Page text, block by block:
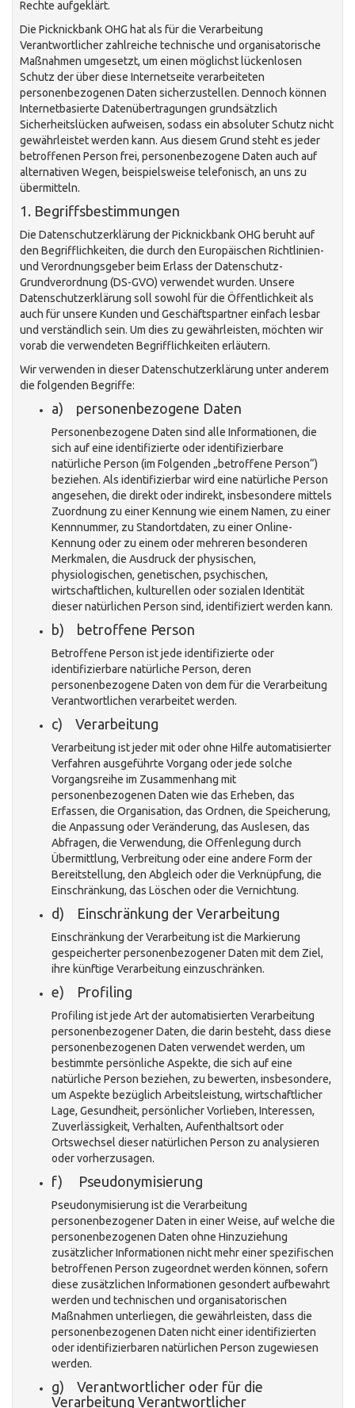
Rechte aufgeklärt.
Die Picknickbank OHG hat als für die Verarbeitung
Verantwortlicher zahlreiche technische und organisatorische
Maßnahmen umgesetzt, um einen möglichst lückenlosen
Schutz der über diese Internetseite verarbeiteten
personenbezogenen Daten sicherzustellen. Dennoch können
Internetbasierte Datenübertragungen grundsätzlich
Sicherheitslücken aufweisen, sodass ein absoluter Schutz nicht
gewährleistet werden kann. Aus diesem Grund steht es jeder
betroffenen Person frei, personenbezogene Daten auch auf
alternativen Wegen, beispielsweise telefonisch, an uns zu
übermitteln.
1. Begriffsbestimmungen
Die Datenschutzerklärung der Picknickbank OHG beruht auf
den Begrifflichkeiten, die durch den Europäischen Richtlinien-
und Verordnungsgeber beim Erlass der Datenschutz-
Grundverordnung (DS-GVO) verwendet wurden. Unsere
Datenschutzerklärung soll sowohl für die Öffentlichkeit als
auch für unsere Kunden und Geschäftspartner einfach lesbar
und verständlich sein. Um dies zu gewährleisten, möchten wir
vorab die verwendeten Begrifflichkeiten erläutern.
Wir verwenden in dieser Datenschutzerklärung unter anderem
die folgenden Begriffe:
a) personenbezogene Daten
Personenbezogene Daten sind alle Informationen, die
sich auf eine identifizierte oder identifizierbare
natürliche Person (im Folgenden „betroffene Person“)
beziehen. Als identifizierbar wird eine natürliche Person
angesehen, die direkt oder indirekt, insbesondere mittels
Zuordnung zu einer Kennung wie einem Namen, zu einer
Kennnummer, zu Standortdaten, zu einer Online-
Kennung oder zu einem oder mehreren besonderen
Merkmalen, die Ausdruck der physischen,
physiologischen, genetischen, psychischen,
wirtschaftlichen, kulturellen oder sozialen Identität
dieser natürlichen Person sind, identifiziert werden kann.
b) betroffene Person
Betroffene Person ist jede identifizierte oder
identifizierbare natürliche Person, deren
personenbezogene Daten von dem für die Verarbeitung
Verantwortlichen verarbeitet werden.
c) Verarbeitung
Verarbeitung ist jeder mit oder ohne Hilfe automatisierter
Verfahren ausgeführte Vorgang oder jede solche
Vorgangsreihe im Zusammenhang mit
personenbezogenen Daten wie das Erheben, das
Erfassen, die Organisation, das Ordnen, die Speicherung,
die Anpassung oder Veränderung, das Auslesen, das
Abfragen, die Verwendung, die Offenlegung durch
Übermittlung, Verbreitung oder eine andere Form der
Bereitstellung, den Abgleich oder die Verknüpfung, die
Einschränkung, das Löschen oder die Vernichtung.
d) Einschränkung der Verarbeitung
Einschränkung der Verarbeitung ist die Markierung
gespeicherter personenbezogener Daten mit dem Ziel,
ihre künftige Verarbeitung einzuschränken.
e) Profiling
Profiling ist jede Art der automatisierten Verarbeitung
personenbezogener Daten, die darin besteht, dass diese
personenbezogenen Daten verwendet werden, um
bestimmte persönliche Aspekte, die sich auf eine
natürliche Person beziehen, zu bewerten, insbesondere,
um Aspekte bezüglich Arbeitsleistung, wirtschaftlicher
Lage, Gesundheit, persönlicher Vorlieben, Interessen,
Zuverlässigkeit, Verhalten, Aufenthaltsort oder
Ortswechsel dieser natürlichen Person zu analysieren
oder vorherzusagen.
f) Pseudonymisierung
Pseudonymisierung ist die Verarbeitung
personenbezogener Daten in einer Weise, auf welche die
personenbezogenen Daten ohne Hinzuziehung
zusätzlicher Informationen nicht mehr einer spezifischen
betroffenen Person zugeordnet werden können, sofern
diese zusätzlichen Informationen gesondert aufbewahrt
werden und technischen und organisatorischen
Maßnahmen unterliegen, die gewährleisten, dass die
personenbezogenen Daten nicht einer identifizierten
oder identifizierbaren natürlichen Person zugewiesen
werden.
g) Verantwortlicher oder für die
Verarbeitung Verantwortlicher